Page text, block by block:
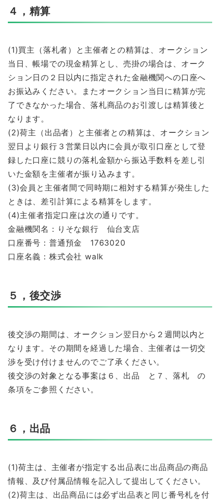
４，精算
(1)買主（落札者）と主催者との精算は、オークション
当日、帳場での現金精算とし、売掛の場合は、オーク
ション日の２日以内に指定された金融機関への口座へ
お振込みください。またオークション当日に精算が完
了できなかった場合、落札商品のお引渡しは精算後と
なります。
(2)荷主（出品者）と主催者との精算は、オークション
翌日より銀行３営業日以内に会員が取引口座として登
録した口座に競りの落札金額から振込手数料を差し引
いた金額を主催者が振り込みます。
(3)会員と主催者間で同時期に相対する精算が発生した
ときは、差引計算による精算をします。
(4)主催者指定口座は次の通りです。
金融機関名：りそな銀行 仙台支店
口座番号：普通預金 1763020
口座名義：株式会社 walk
５，後交渉
後交渉の期間は、オークション翌日から２週間以内と
なります。その期間を経過した場合、主催者は一切交
渉を受け付けませんのでご了承ください。
後交渉の対象となる事案は６、出品 と７、落札 の
条項をご参照ください。
６，出品
(1)荷主は、主催者が指定する出品表に出品商品の商品
情報、及び付属品情報を記入して提出してください。
(2)荷主は、出品商品には必ず出品表と同じ番号札を付